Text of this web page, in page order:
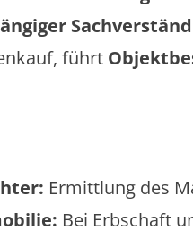
führt
Ermittlung des
Bei Erbschaft